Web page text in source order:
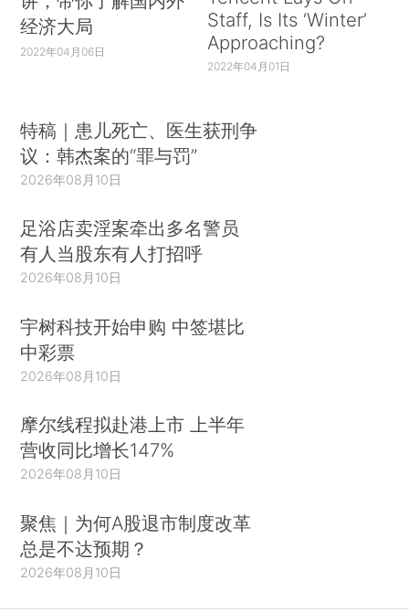
经济大局
2022年04月06日
Staff, Is Its ‘Winter’
Approaching?
2022年04月01日
特稿｜患儿死亡、医生获刑争
议：韩杰案的“罪与罚”
2026年08月10日
足浴店卖淫案牵出多名警员
有人当股东有人打招呼
2026年08月10日
宇树科技开始申购 中签堪比
中彩票
2026年08月10日
摩尔线程拟赴港上市 上半年
营收同比增长147%
2026年08月10日
聚焦｜为何A股退市制度改革
总是不达预期？
2026年08月10日